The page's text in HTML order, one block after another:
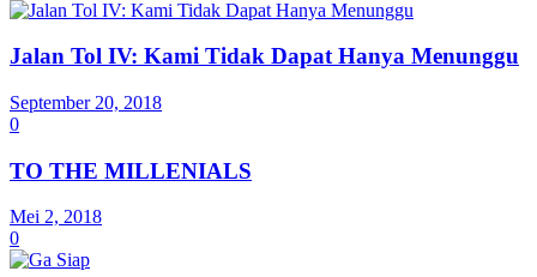
Jalan Tol IV: Kami Tidak Dapat Hanya Menunggu
September 20, 2018
0
TO THE MILLENIALS
Mei 2, 2018
0